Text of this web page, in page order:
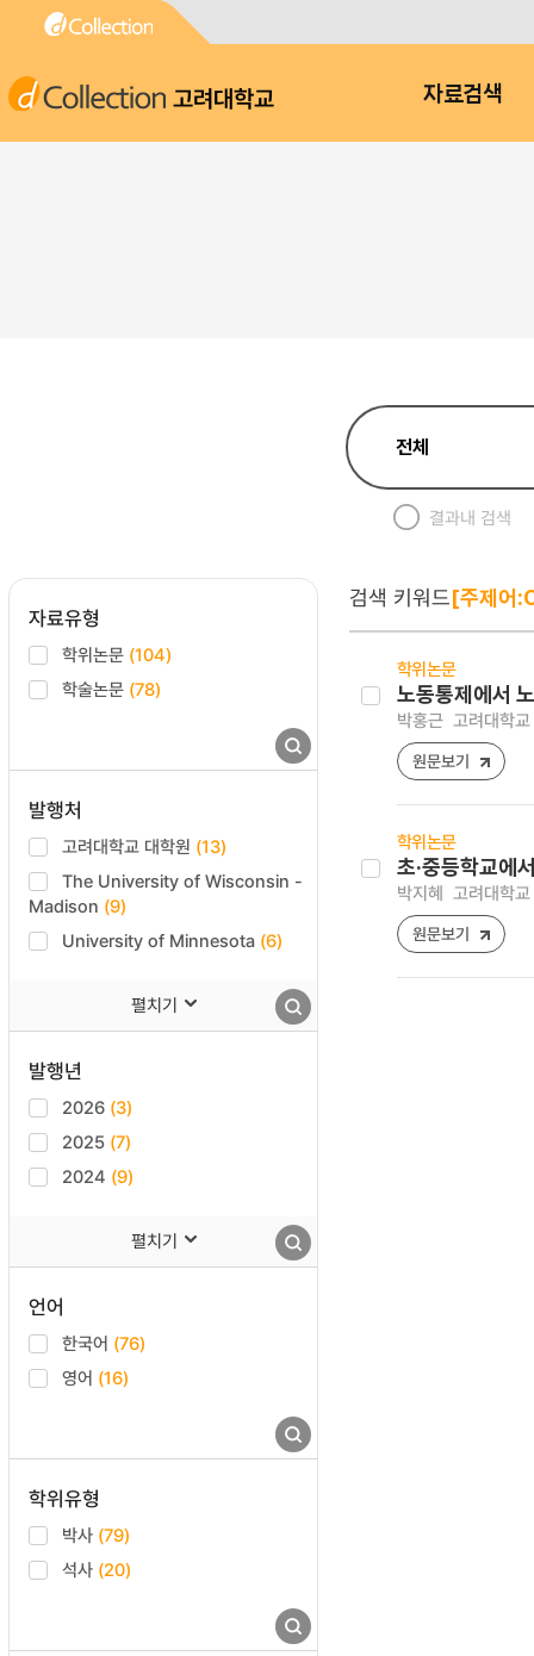
고려대학교 자료검색
결과내 검색
자료유형
학위논문 (104)
학술논문 (78)
발행처
고려대학교 대학원 (13)
The University of Wisconsin -
Madison (9)
University of Minnesota (6)
펼치기
발행년
2026 (3)
2025 (7)
2024 (9)
펼치기
언어
한국어 (76)
영어 (16)
학위유형
박사 (79)
석사 (20)
검색 키워드[주제어
학위논문
노동통제에서
박홍근 고려대학
원문보기
학위논문
초·중등학교에
박지혜 고려대학
원문보기